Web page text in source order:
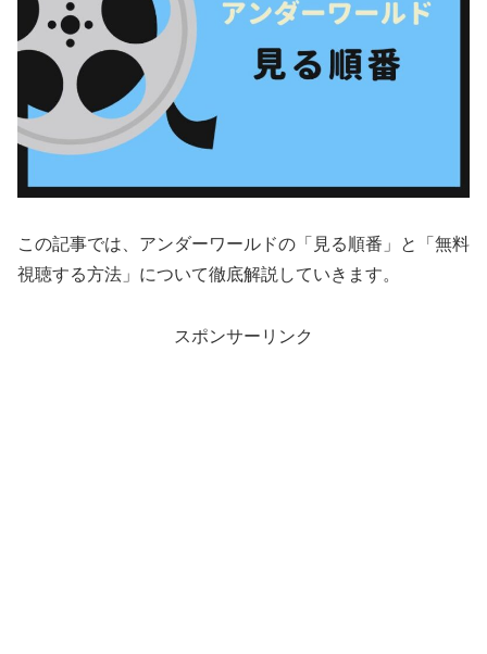
この記事では、アンダーワールドの「見る順番」と「無料
視聴する方法」について徹底解説していきます。
スポンサーリンク